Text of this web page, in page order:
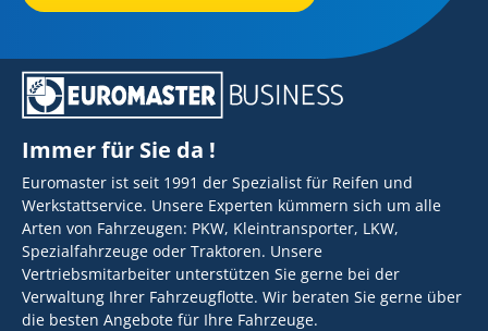
Immer für Sie da !
Euromaster ist seit 1991 der Spezialist für Reifen und
Werkstattservice. Unsere Experten kümmern sich um alle
Arten von Fahrzeugen: PKW, Kleintransporter, LKW,
Spezialfahrzeuge oder Traktoren. Unsere
Vertriebsmitarbeiter unterstützen Sie gerne bei der
Verwaltung Ihrer Fahrzeugflotte. Wir beraten Sie gerne über
die besten Angebote für Ihre Fahrzeuge.